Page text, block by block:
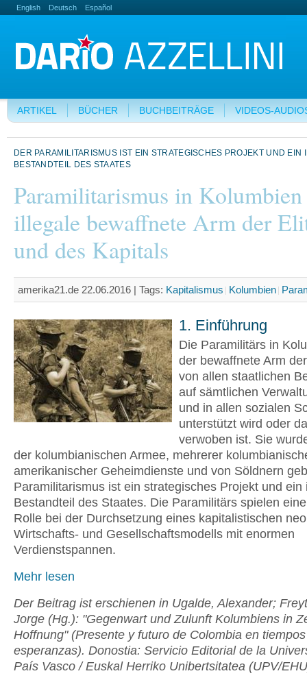
English Deutsch Español
ARTIKEL BÜCHER BUCHBEITRÄGE VIDEOS-
DER PARAMILITARISMUS IST EIN STRATEGISCHES PROJEKT UND EIN
BESTANDTEIL DES STAATES
Paramilitarismus in
illegale bewaffnete Arm der
und des Kapitals
amerika21.de 22.06.2016 | Tags: Kapitalismus Kolumbien
1. Einführung
Die Paramilitärs in
der bewaffnete Arm
von allen staatlichen
auf sämtlichen
und in allen sozialen
unterstützt wird oder
verwoben ist. Sie
der kolumbianischen Armee, mehrerer
amerikanischer Geheimdienste und von Söldnern
Paramilitarismus ist ein strategisches Projekt und ein
Bestandteil des Staates. Die Paramilitärs spielen
Rolle bei der Durchsetzung eines kapitalistischen
Wirtschafts- und Gesellschaftsmodells mit enormen
Verdienstspannen.
Mehr lesen
Der Beitrag ist erschienen in Ugalde, Alexander;
Jorge (Hg.): "Gegenwart und Zulunft Kolumbiens in
Hoffnung" (Presente y futuro de Colombia en
esperanzas). Donostia: Servicio Editorial de la
País Vasco / Euskal Herriko Unibertsitatea (UPV/